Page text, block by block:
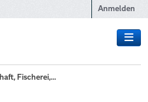
Anmelden
Fischerei,...